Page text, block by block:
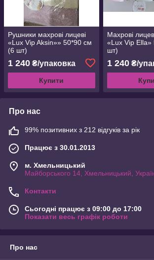
Рушники махрові лицеві
«Lux Vip Aksin»» 50*90 см
(6 шт)
1 240 ₴/упаковка
Купити
Махрові
«Lux Vip Ella»
шт)
1 240₴/
Про нас
99% позитивних з 212 відгуків за рік
Працює з 30.01.2013
м. Хмельницький
Майборського 14, Хмельницький,
Контакти
Сьогодні працює з 09:00 до 17:00
Показати весь графік роботи
Про нас